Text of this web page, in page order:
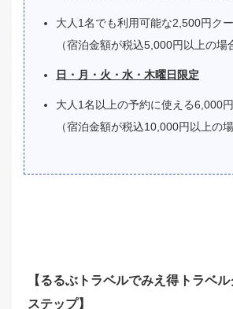
大人1名でも利用可能な2,500円ク
（宿泊金額が税込5,000円以上の場
日・月・火・水・木曜日限定
大人1名以上の予約に使える6,000
（宿泊金額が税込10,000円以上の
【るるぶトラベルでみえ得トラベ
ステップ】